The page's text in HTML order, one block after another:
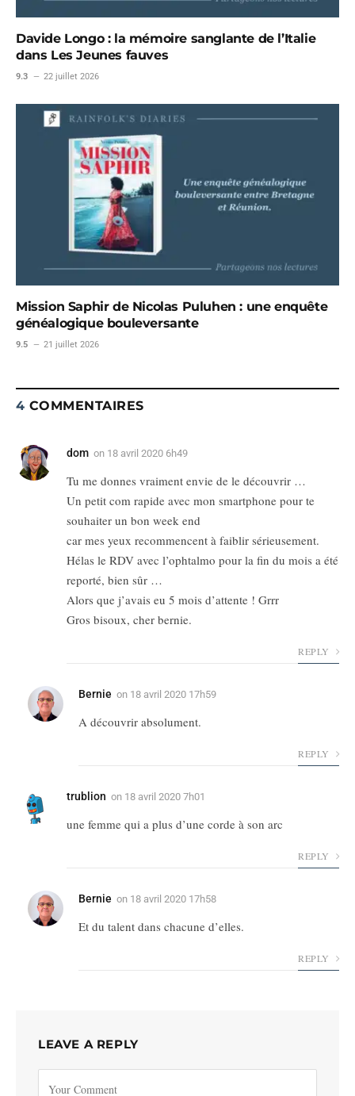
Davide Longo : la mémoire sanglante de l’Italie
dans Les Jeunes fauves
9.3 22 juillet 2026
Mission Saphir de Nicolas Puluhen : une enquête
généalogique bouleversante
9.5 21 juillet 2026
4 COMMENTAIRES
dom on 18 avril 2020 6h49
Tu me donnes vraiment envie de le découvrir …
Un petit com rapide avec mon smartphone pour te
souhaiter un bon week end
car mes yeux recommencent à faiblir sérieusement.
Hélas le RDV avec l’ophtalmo pour la fin du mois a été
reporté, bien sûr …
Alors que j’avais eu 5 mois d’attente ! Grrr
Gros bisoux, cher bernie.
REPLY
Bernie on 18 avril 2020 17h59
A découvrir absolument.
REPLY
trublion on 18 avril 2020 7h01
une femme qui a plus d’une corde à son arc
REPLY
Bernie on 18 avril 2020 17h58
Et du talent dans chacune d’elles.
REPLY
LEAVE A REPLY